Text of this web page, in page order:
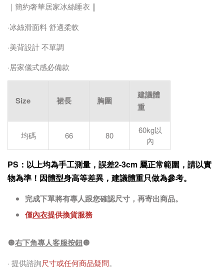
｜簡約奢華居家冰絲睡衣 ｜
·冰絲滑面料 舒適柔軟
·美背設計 不單調
·居家儀式感必備款
Size 裙長 胸圍
建議體
重
均碼 66 80
60kg以
內
PS：以上均為手工測量，誤差2-3cm 屬正常範圍，請以實
物為準！因體型身高等差異，建議體重只做為參考。
完成下單將有專人跟您確認尺寸，再寄出商品。
僅內衣提供換貨服務
🔘右下角專人客服按鈕🔘
· 提供諮詢尺寸或任何商品疑問。